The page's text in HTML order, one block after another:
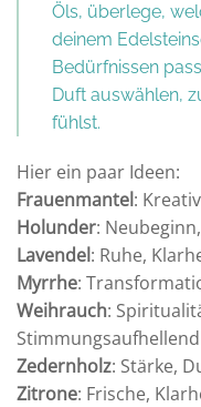
Öls, überlege,
deinem
Bedürfnissen
Duft auswählen,
fühlst.
Hier ein paar Ideen:
Frauenmantel:
Holunder:
Lavendel: Ruhe,
Myrrhe:
Weihrauch:
Stimmungsaufhellend
Zedernholz: Stärke,
Zitrone: Frische,